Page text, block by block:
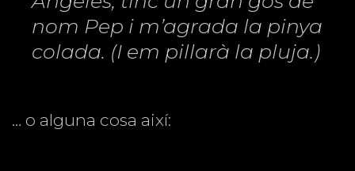
nom Pep i m’agrada la pinya
colada. (I em pillarà la pluja.)
… o alguna cosa així: